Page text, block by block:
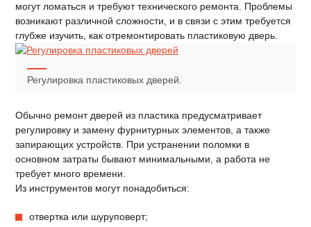
могут ломаться и требуют технического ремонта. Проблемы
возникают различной сложности, и в связи с этим требуется
глубже изучить, как отремонтировать пластиковую дверь.
Регулировка пластиковых дверей.
Обычно ремонт дверей из пластика предусматривает
регулировку и замену фурнитурных элементов, а также
запирающих устройств. При устранении поломки в
основном затраты бывают минимальными, а работа не
требует много времени.
Из инструментов могут понадобиться:
отвертка или шуруповерт;